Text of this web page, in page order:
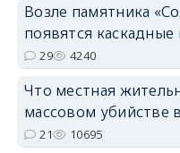
Возле памятника
появятся
29 4240
Что местная
массовом убийстве
21 10695